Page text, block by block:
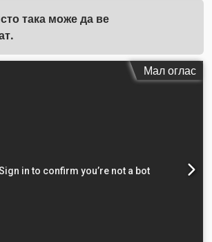
така може да ве
Мал оглас